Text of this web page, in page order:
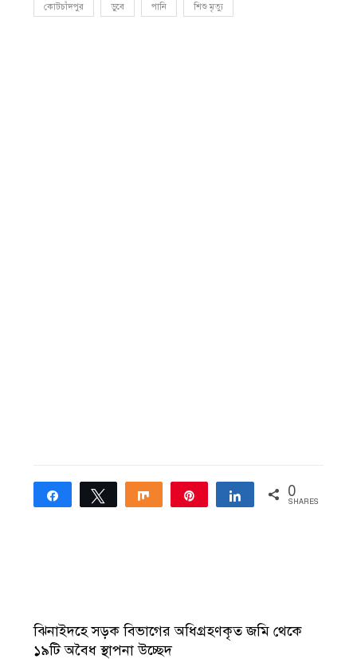
কোটচাঁদপুর ডুবে পানি শিশু মৃত্যু
Share Tweet Share Share 0
SHARES
ঝিনাইদহে সড়ক বিভাগের অধিগ্রহণকৃত জমি থেকে
১৯টি অবৈধ স্থাপনা উচ্ছেদ